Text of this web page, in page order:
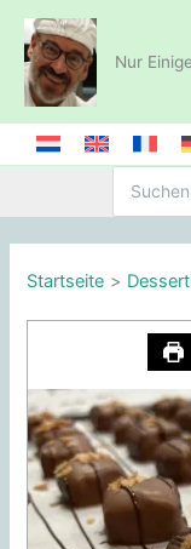
Zum
Inhalt
springen
Nur
nach:
Startseite